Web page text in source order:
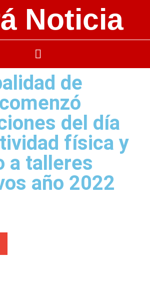
Noticia
de
del día
física y
a talleres
año 2022